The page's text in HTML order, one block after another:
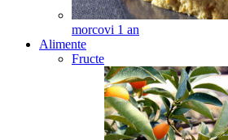
morcovi 1 an
Alimente
Fructe